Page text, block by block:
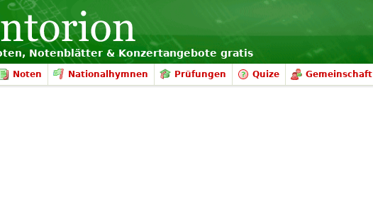
Notenblätter & Konzertangebote gratis
Noten Nationalhymnen Prüfungen Quize Gemeinschaft